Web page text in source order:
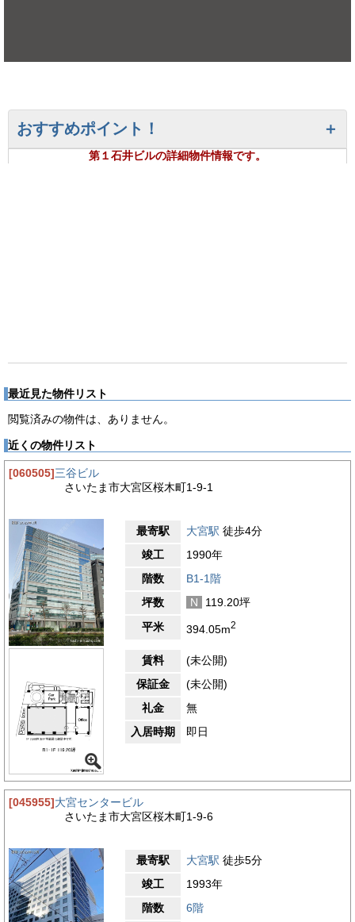
おすすめポイント！
第１石井ビルの詳細物件情報です。
最近見た物件リスト
閲覧済みの物件は、ありません。
近くの物件リスト
[060505]三谷ビル
さいたま市大宮区桜木町1-9-1
最寄駅 大宮駅 徒歩4分
竣工
1990年
階数
B1-1階
坪数
N
119.20坪
平米
394.05m2
賃料
(未公開)
保証金
(未公開)
礼金
無
入居時期
即日
[045955]大宮センタービル
さいたま市大宮区桜木町1-9-6
最寄駅 大宮駅 徒歩5分
竣工
1993年
階数
6階